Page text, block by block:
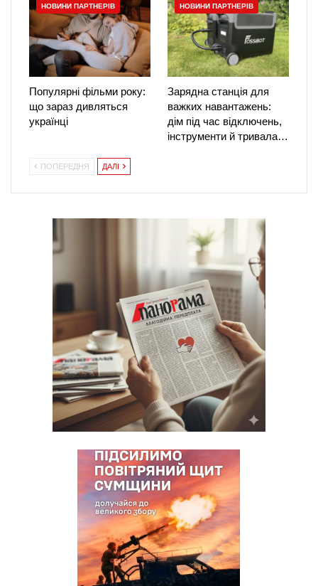
НОВИНИ ПАРТНЕРІВ
Популярні фільми року:
що зараз дивляться
українці
НОВИНИ ПАРТНЕРІВ
Зарядна станція для
важких навантажень:
дім під час відключень,
інструменти й тривала…
ПОПЕРЕДНЯ ДАЛІ